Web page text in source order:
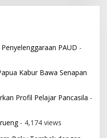
PAUD -
Kabur Bawa Senapan
Profil Pelajar Pancasila -
- 4,174 views